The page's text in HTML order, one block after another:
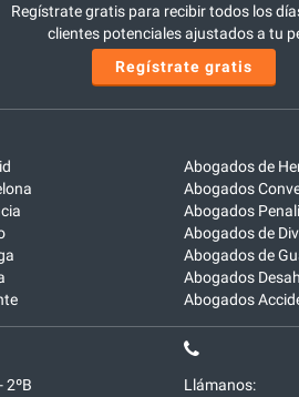
Regístrate gratis para recibir todos los
clientes potenciales ajustados a tu
Regístrate gratis
Abogados de
Abogados
Abogados
Abogados de
Abogados de
Abogados
Abogados
2ºB Llámanos: